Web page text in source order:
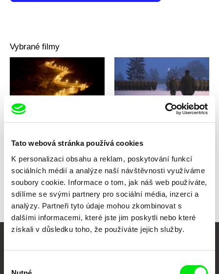
Tato webová stránka používá cookies
K personalizaci obsahu a reklam, poskytování funkcí
sociálních médií a analýze naší návštěvnosti využíváme
soubory cookie. Informace o tom, jak náš web používáte,
sdílíme se svými partnery pro sociální média, inzerci a
analýzy. Partneři tyto údaje mohou zkombinovat s
dalšími informacemi, které jste jim poskytli nebo které
získali v důsledku toho, že používáte jejich služby.
Vybrané filmy
Nikolaus Geyrhalter
Zpět na všechny výběry
Vaše online